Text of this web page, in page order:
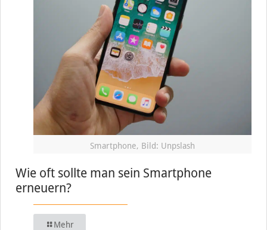
Smartphone, Bild: Unpslash
Wie oft sollte man sein Smartphone
erneuern?
Mehr